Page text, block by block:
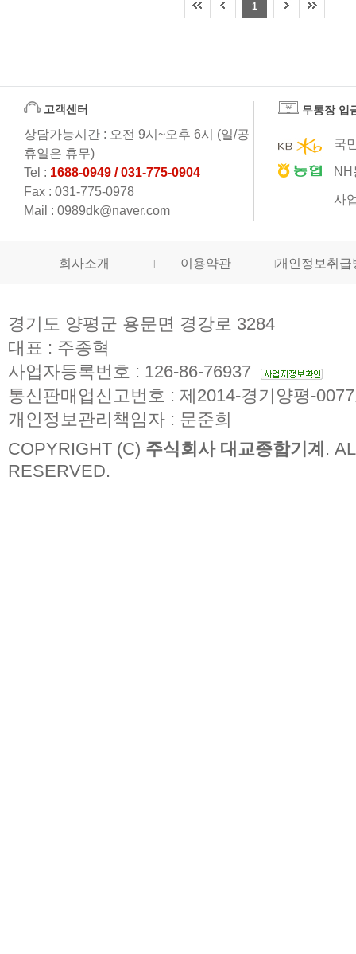
1
고객센터
상담가능시간 : 오전 9시~오후 6시 (일/공
휴일은 휴무)
Tel : 1688-0949 / 031-775-0904
Fax : 031-775-0978
Mail : 0989dk@naver.com
무통장 입
국
사
회사소개 이용약관 개인정보취급
경기도 양평군 용문면 경강로 3284
대표 : 주종혁
사업자등록번호 : 126-86-76937
통신판매업신고번호 : 제2014-경기양평-
개인정보관리책임자 : 문준희
COPYRIGHT (C) 주식회사 대교종합기계 .
RESERVED.